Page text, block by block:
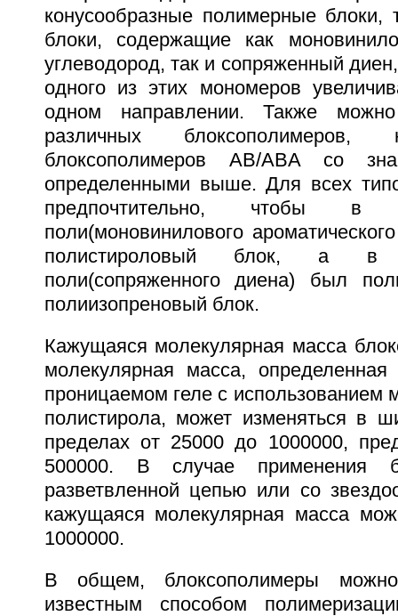
конусообразные полимерные блоки,
блоки, содержащие как
углеводород, так и сопряженный
одного из этих мономеров
одном направлении. Также
различных блоксополимеров,
блоксополимеров AB/ABA со
определенными выше. Для всех
предпочтительно, чтобы в
поли(моновинилового
полистироловый блок, а в
поли(сопряженного диена) был
полиизопреновый блок.
Кажущаяся молекулярная масса
молекулярная масса,
проницаемом геле с использованием
полистирола, может изменяться в
пределах от 25000 до 1000000,
500000. В случае применения
разветвленной цепью или со
кажущаяся молекулярная масса
1000000.
В общем, блоксополимеры
известным способом